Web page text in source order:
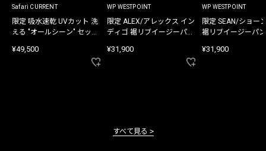
Safari CURRENT
限定 吸水速乾 UVカット 洗
える "オールシーン" セット
¥49,500
WP WESTPOINT
限定 ALEX/アレックス イン
ディゴ 裾リブイージーパン
¥31,900
WP WESTPOINT
限定 SEAN/ショー
裾リブイージーパ
¥31,900
すべて見る